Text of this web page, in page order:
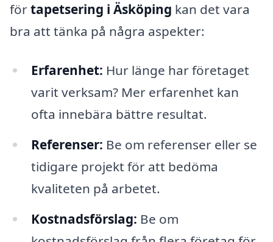
förtapetsering i Äsköping kan det vara
bra att tänka på några aspekter:
Erfarenhet: Hur länge har företaget
varit verksam? Mer erfarenhet kan
ofta innebära bättre resultat.
Referenser: Be om referenser eller se
tidigare projekt för att bedöma
kvaliteten på arbetet.
Kostnadsförslag: Be om